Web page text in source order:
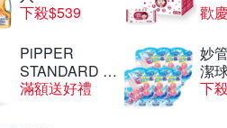
下殺$539
歡
PiPPER
STANDARD 沛
柏
滿額送好禮
妙
潔
下